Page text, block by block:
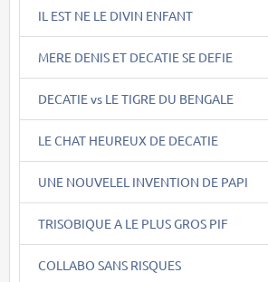
IL EST NE LE DIVIN ENFANT
MERE DENIS ET DECATIE SE DEFIE
DECATIE vs LE TIGRE DU BENGALE
LE CHAT HEUREUX DE DECATIE
UNE NOUVELEL INVENTION DE PAPI
TRISOBIQUE A LE PLUS GROS PIF
COLLABO SANS RISQUES